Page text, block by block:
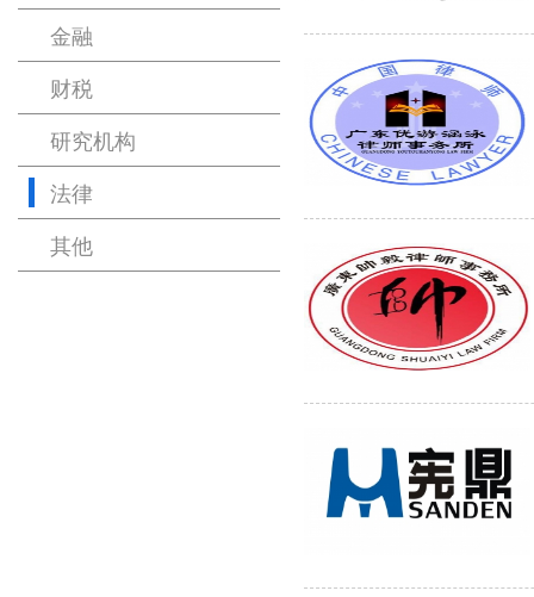
金融
财税
研究机构
法律
其他